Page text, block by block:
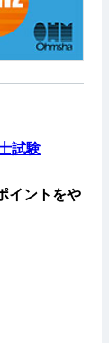
試験
イントをや